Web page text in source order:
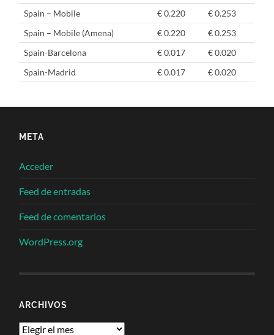
Spain – Mobile
€ 0.220
€ 0.253
Spain – Mobile (Amena)
€ 0.220
€ 0.253
Spain-Barcelona
€ 0.017
€ 0.020
Spain-Madrid
€ 0.017 € 0.020
META
Acceder
Feed de entradas
Feed de comentarios
WordPress.org
ARCHIVOS
Archivos